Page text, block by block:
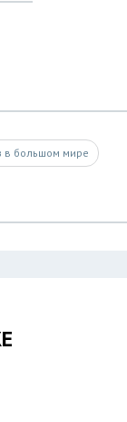
в большом мире